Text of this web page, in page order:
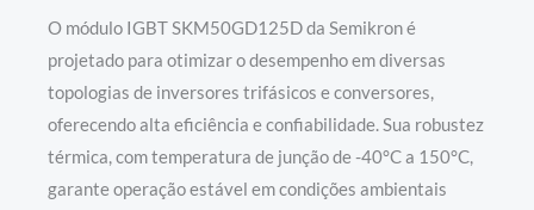
O módulo IGBT SKM50GD125D da Semikron é
projetado para otimizar o desempenho em diversas
topologias de inversores trifásicos e conversores,
oferecendo alta eficiência e confiabilidade. Sua robustez
térmica, com temperatura de junção de -40°C a 150°C,
garante operação estável em condições ambientais